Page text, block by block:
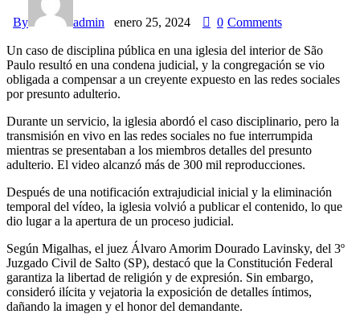
By admin enero 25, 2024 0 Comments
Un caso de disciplina pública en una iglesia del interior de São
Paulo resultó en una condena judicial, y la congregación se vio
obligada a compensar a un creyente expuesto en las redes sociales
por presunto adulterio.
Durante un servicio, la iglesia abordó el caso disciplinario, pero la
transmisión en vivo en las redes sociales no fue interrumpida
mientras se presentaban a los miembros detalles del presunto
adulterio. El video alcanzó más de 300 mil reproducciones.
Después de una notificación extrajudicial inicial y la eliminación
temporal del vídeo, la iglesia volvió a publicar el contenido, lo que
dio lugar a la apertura de un proceso judicial.
Según Migalhas, el juez Álvaro Amorim Dourado Lavinsky, del 3º
Juzgado Civil de Salto (SP), destacó que la Constitución Federal
garantiza la libertad de religión y de expresión. Sin embargo,
consideró ilícita y vejatoria la exposición de detalles íntimos,
dañando la imagen y el honor del demandante.